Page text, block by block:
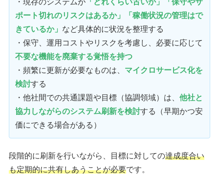
ポート切れのリスクはあるか」「稼働状況の管理はで
きているか」 など具体的に状況を整理する
・保守、運用コストやリスクを考慮し、必要に応じて
不要な機能を廃棄する覚悟を持つ
・頻繁に更新が必要なものは、 マイクロサービス化を
検討する
・他社間での共通課題や目標（協調領域）は、他社と
協力しながらのシステム刷新を検討する（早期かつ安
価にできる場合がある）
段階的に刷新を行いながら、目標に対しての達成度合い
も定期的に共有しあうことが必要です。